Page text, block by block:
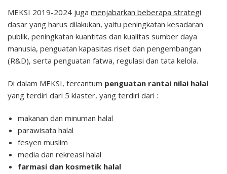
MEKSI 2019-2024 juga menjabarkan beberapa strategi
dasar yang harus dilakukan, yaitu peningkatan kesadaran
publik, peningkatan kuantitas dan kualitas sumber daya
manusia, penguatan kapasitas riset dan pengembangan
(R&D), serta penguatan fatwa, regulasi dan tata kelola.
Di dalam MEKSI, tercantum penguatan rantai nilai halal
yang terdiri dari 5 klaster, yang terdiri dari :
makanan dan minuman halal
parawisata halal
fesyen muslim
media dan rekreasi halal
farmasi dan kosmetik halal